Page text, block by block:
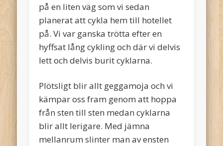
på en liten väg som vi sedan
planerat att cykla hem till hotellet
på. Vi var ganska trötta efter en
hyffsat lång cykling och där vi delvis
lett och delvis burit cyklarna.
Plötsligt blir allt geggamoja och vi
kämpar oss fram genom att hoppa
från sten till sten medan cyklarna
blir allt lerigare. Med jämna
mellanrum slinter man av ensten